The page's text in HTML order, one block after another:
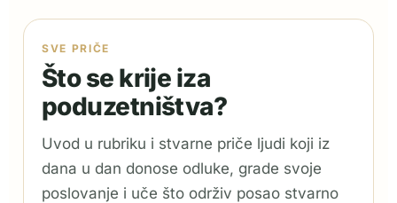
SVE PRIČE
Što se krije iza
poduzetništva?
Uvod u rubriku i stvarne priče ljudi koji iz
dana u dan donose odluke, grade svoje
poslovanje i uče što održiv posao stvarno